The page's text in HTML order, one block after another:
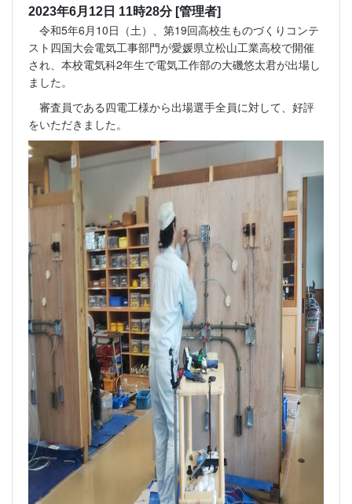
2023年6月12日 11時28分 [管理者]
令和5年6月10日（土）、第19回高校生ものづくりコンテ
スト四国大会電気工事部門が愛媛県立松山工業高校で開催
され、本校電気科2年生で電気工作部の大磯悠太君が出場し
ました。
審査員である四電工様から出場選手全員に対して、好評
をいただきました。